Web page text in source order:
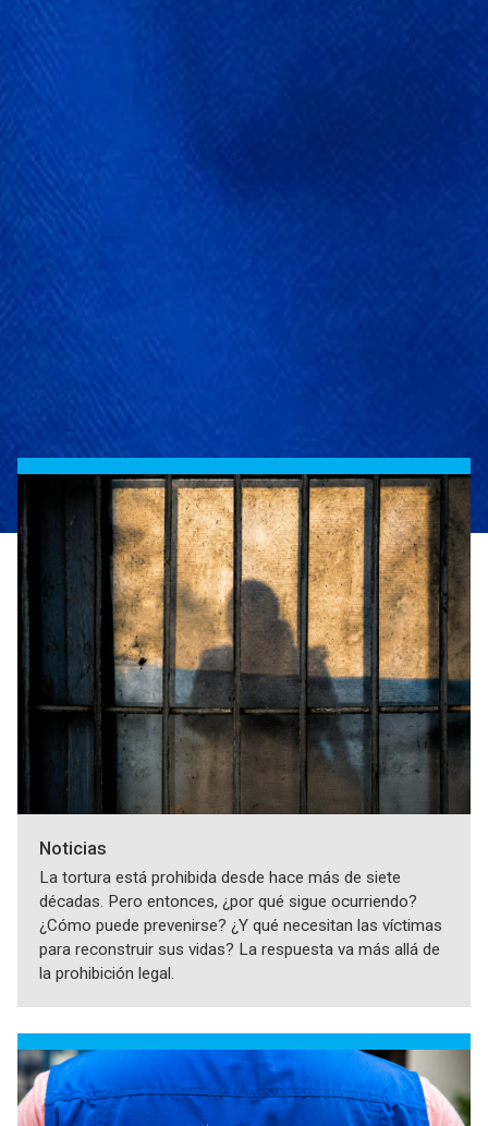
Noticias
La tortura está prohibida desde hace más de siete
décadas. Pero entonces, ¿por qué sigue ocurriendo?
¿Cómo puede prevenirse? ¿Y qué necesitan las víctimas
para reconstruir sus vidas? La respuesta va más allá de
la prohibición legal.